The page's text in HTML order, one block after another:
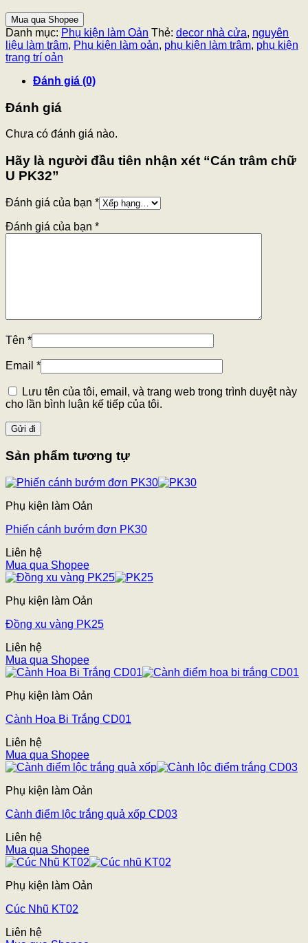
Mua qua Shopee
Danh mục: Phụ kiện làm Oản Thẻ: decor nhà cửa, nguyên
liệu làm trâm, Phụ kiện làm oản, phụ kiện làm trâm, phụ kiện
trang trí oản
Đánh giá (0)
Đánh giá
Chưa có đánh giá nào.
Hãy là người đầu tiên nhận xét “Cán trâm chữ
U PK32”
Đánh giá của bạn *
Đánh giá của bạn *
Tên *
Email *
Lưu tên của tôi, email, và trang web trong trình duyệt này
cho lần bình luận kế tiếp của tôi.
Sản phẩm tương tự
Phụ kiện làm Oản
Phiến cánh bướm đơn PK30
Liên hệ
Mua qua Shopee
Phụ kiện làm Oản
Đồng xu vàng PK25
Liên hệ
Mua qua Shopee
Phụ kiện làm Oản
Cành Hoa Bi Trắng CD01
Liên hệ
Mua qua Shopee
Phụ kiện làm Oản
Cành điểm lộc trắng quả xốp CD03
Liên hệ
Mua qua Shopee
Phụ kiện làm Oản
Cúc Nhũ KT02
Liên hệ